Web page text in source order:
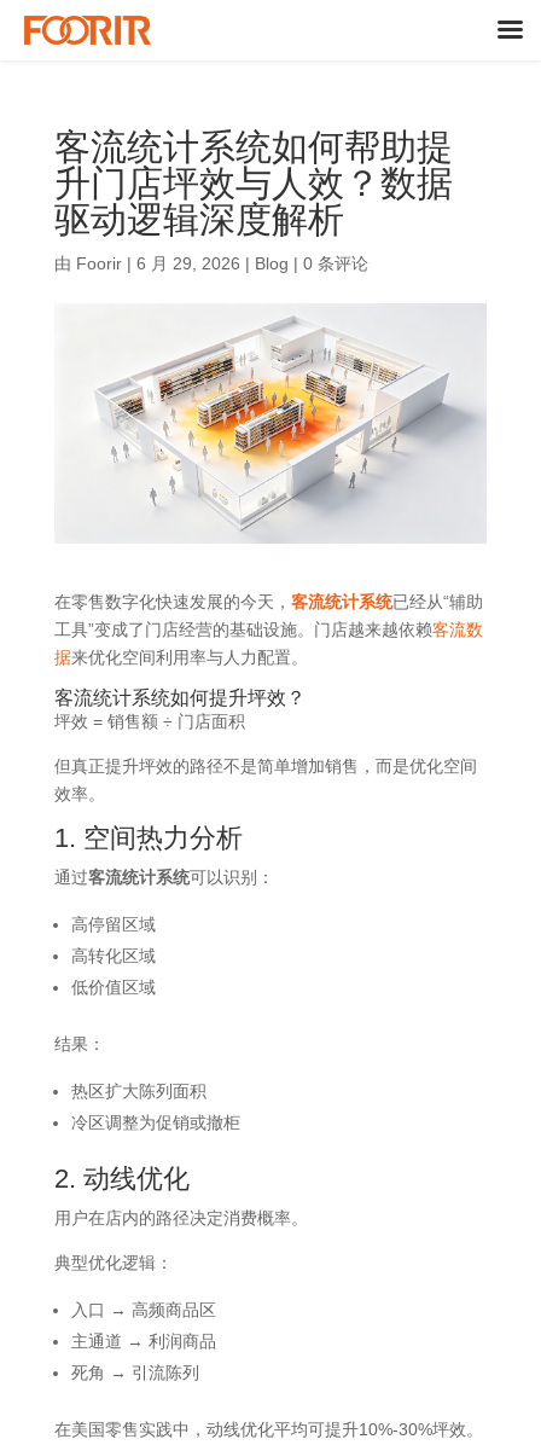
客流统计系统如何帮助提
升门店坪效与人效？数据
驱动逻辑深度解析
由 Foorir| 6 月 29, 2026 | Blog | 0 条评论
在零售数字化快速发展的今天， 客流统计系统已经从“辅助
工具”变成了门店经营的基础设施。门店越来越依赖客流数
据来优化空间利用率与人力配置。
客流统计系统如何提升坪效？
坪效 = 销售额 ÷ 门店面积
但真正提升坪效的路径不是简单增加销售，而是优化空间
效率。
1. 空间热力分析
通过客流统计系统可以识别：
高停留区域
高转化区域
低价值区域
结果：
热区扩大陈列面积
冷区调整为促销或撤柜
2. 动线优化
用户在店内的路径决定消费概率。
典型优化逻辑：
入口 → 高频商品区
主通道 → 利润商品
死角 → 引流陈列
在美国零售实践中，动线优化平均可提升10%-30%坪效。